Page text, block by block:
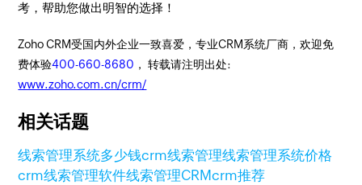
考，帮助您做出明智的选择！
Zoho CRM受国内外企业一致喜爱，专业CRM系统厂商，欢迎免
费体验400-660-8680 ， 转载请注明出处:
www.zoho.com.cn/crm/
相关话题
线索管理系统多少钱crm线索管理线索管理系统价格
crm线索管理软件线索管理CRMcrm推荐